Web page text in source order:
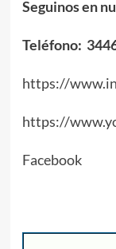
Seguinos en
Teléfono:
https://
https://
Facebook